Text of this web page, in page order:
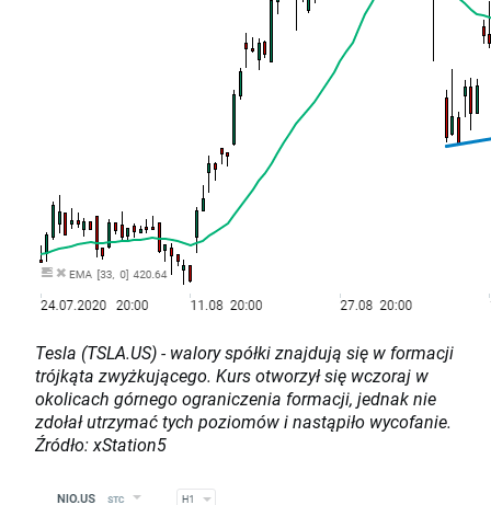
Tesla (TSLA.US) - walory spółki znajdują się w formacji
trójkąta zwyżkującego. Kurs otworzył się wczoraj w
okolicach górnego ograniczenia formacji, jednak nie
zdołał utrzymać tych poziomów i nastąpiło wycofanie.
Źródło: xStation5